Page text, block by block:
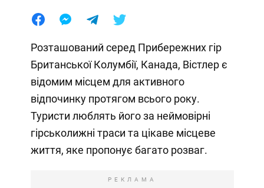
Розташований серед Прибережних гір
Британської Колумбії, Канада, Вістлер є
відомим місцем для активного
відпочинку протягом всього року.
Туристи люблять його за неймовірні
гірськолижні траси та цікаве місцеве
життя, яке пропонує багато розваг.
РЕКЛАМА